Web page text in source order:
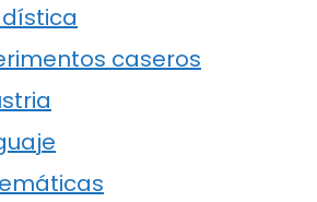
caseros